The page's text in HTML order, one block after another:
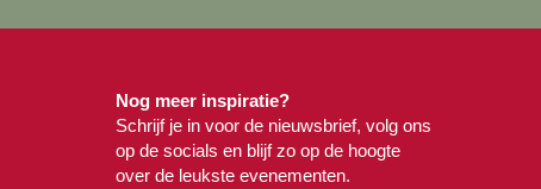
Nog meer inspiratie?
Schrijf je in voor de nieuwsbrief, volg ons
op de socials en blijf zo op de hoogte
over de leukste evenementen.